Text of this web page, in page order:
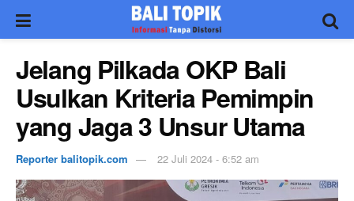
Jelang Pilkada OKP Bali
Usulkan Kriteria Pemimpin
yang Jaga 3 Unsur Utama
Reporter balitopik.com 22 Juli 2024 - 6:52 am